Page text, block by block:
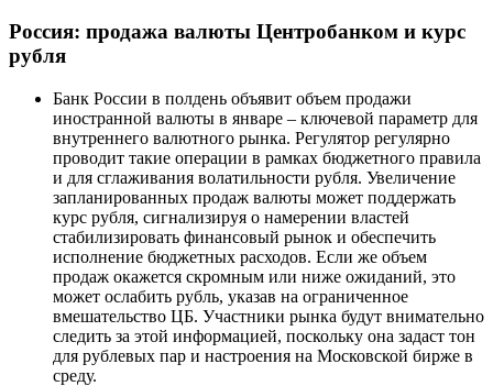
Россия: продажа валюты Центробанком и курс
рубля
Банк России в полдень объявит объем продажи
иностранной валюты в январе – ключевой параметр для
внутреннего валютного рынка. Регулятор регулярно
проводит такие операции в рамках бюджетного правила
и для сглаживания волатильности рубля. Увеличение
запланированных продаж валюты может поддержать
курс рубля, сигнализируя о намерении властей
стабилизировать финансовый рынок и обеспечить
исполнение бюджетных расходов. Если же объем
продаж окажется скромным или ниже ожиданий, это
может ослабить рубль, указав на ограниченное
вмешательство ЦБ. Участники рынка будут внимательно
следить за этой информацией, поскольку она задаст тон
для рублевых пар и настроения на Московской бирже в
среду.